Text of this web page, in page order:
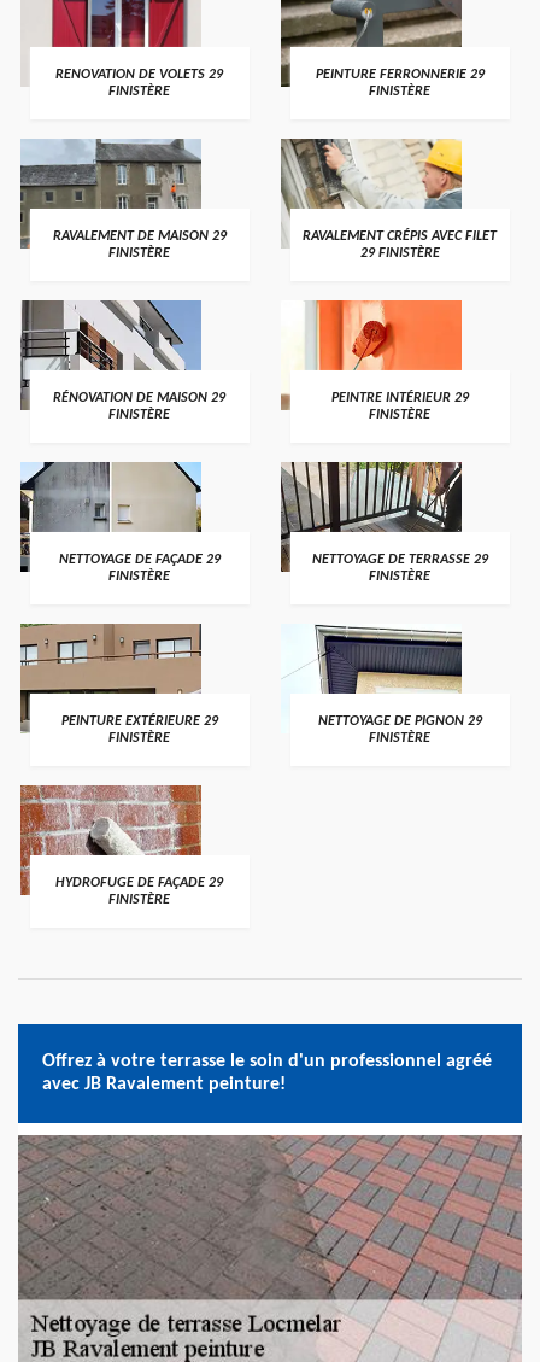
RENOVATION DE VOLETS 29
FINISTÈRE
PEINTURE FERRONNERIE 29
FINISTÈRE
RAVALEMENT DE MAISON 29
FINISTÈRE
RAVALEMENT CRÉPIS AVEC FILET
29 FINISTÈRE
RÉNOVATION DE MAISON 29
FINISTÈRE
PEINTRE INTÉRIEUR 29
FINISTÈRE
NETTOYAGE DE FAÇADE 29
FINISTÈRE
NETTOYAGE DE TERRASSE 29
FINISTÈRE
PEINTURE EXTÉRIEURE 29
FINISTÈRE
NETTOYAGE DE PIGNON 29
FINISTÈRE
HYDROFUGE DE FAÇADE 29
FINISTÈRE
Offrez à votre terrasse le soin d'un professionnel agréé
avec JB Ravalement peinture!